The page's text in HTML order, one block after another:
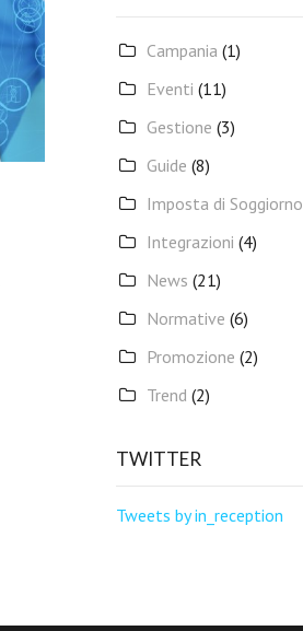
Campania (1)
Eventi (11)
Gestione (3)
Guide (8)
Imposta di Soggiorno
Integrazioni (4)
News (21)
Normative (6)
Promozione (2)
Trend (2)
TWITTER
Tweets by in_reception